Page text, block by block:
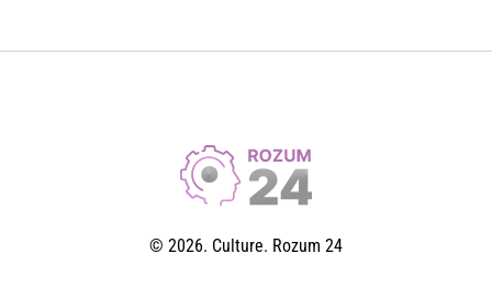
© 2026. Culture. Rozum 24